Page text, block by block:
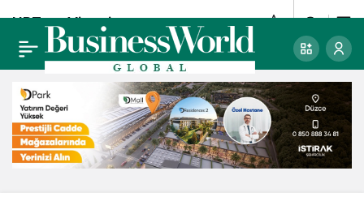
UPT ve Visa, iş
birliğinin kapsamını
genişletti
0